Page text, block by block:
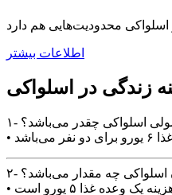
محدودیت‌هایی هم دارد
اطلاعات بیشتر
زندگی در اسلواکی
اسلواکی چقدر می‌باشد؟
اسلواکی چه مقدار می‌باشد؟